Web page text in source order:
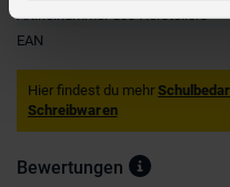
Artikelnummer des Herstellers
EAN
Hier findest du mehr
Schreibwaren
Bewertungen